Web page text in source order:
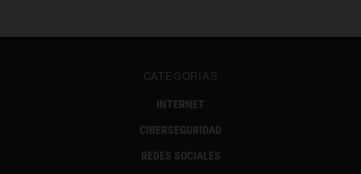
CATEGORÍAS
INTERNET
CIBERSEGURIDAD
REDES SOCIALES